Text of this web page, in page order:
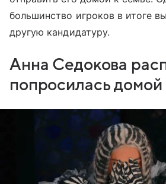
большинство игроков в итоге
другую кандидатуру.
Анна Седокова
попросилась домой